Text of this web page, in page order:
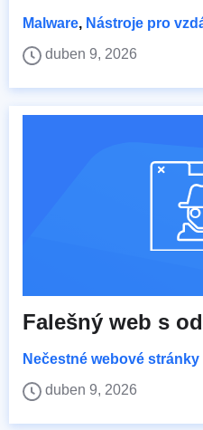
Malware, Nástroje pro
duben 9, 2026
Falešný web s
Nečestné webové stránky
duben 9, 2026